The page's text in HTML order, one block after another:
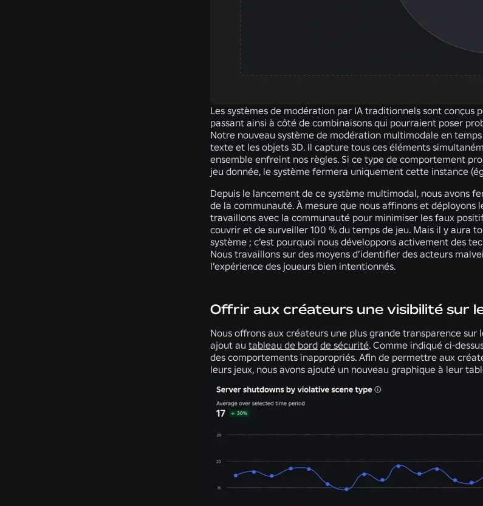
Les systèmes de modération par IA traditionnels sont
passant ainsi à côté de combinaisons qui pourraient poser
Notre nouveau système de modération multimodale en
texte et les objets 3D. Il capture tous ces éléments
ensemble enfreint nos règles. Si ce type de comportement
jeu donnée, le système fermera uniquement cette instance
Depuis le lancement de ce système multimodal, nous avons
de la communauté. À mesure que nous affinons et
travaillons avec la communauté pour minimiser les faux
couvrir et de surveiller 100 % du temps de jeu. Mais il y aura
système ; c’est pourquoi nous développons activement des
Nous travaillons sur des moyens d’identifier des acteurs
l’expérience des joueurs bien intentionnés.
Offrir aux créateurs une visibilité sur
Nous offrons aux créateurs une plus grande transparence
ajout au tableau de bord de sécurité. Comme indiqué ci-
des comportements inappropriés. Afin de permettre aux
leurs jeux, nous avons ajouté un nouveau graphique à leur